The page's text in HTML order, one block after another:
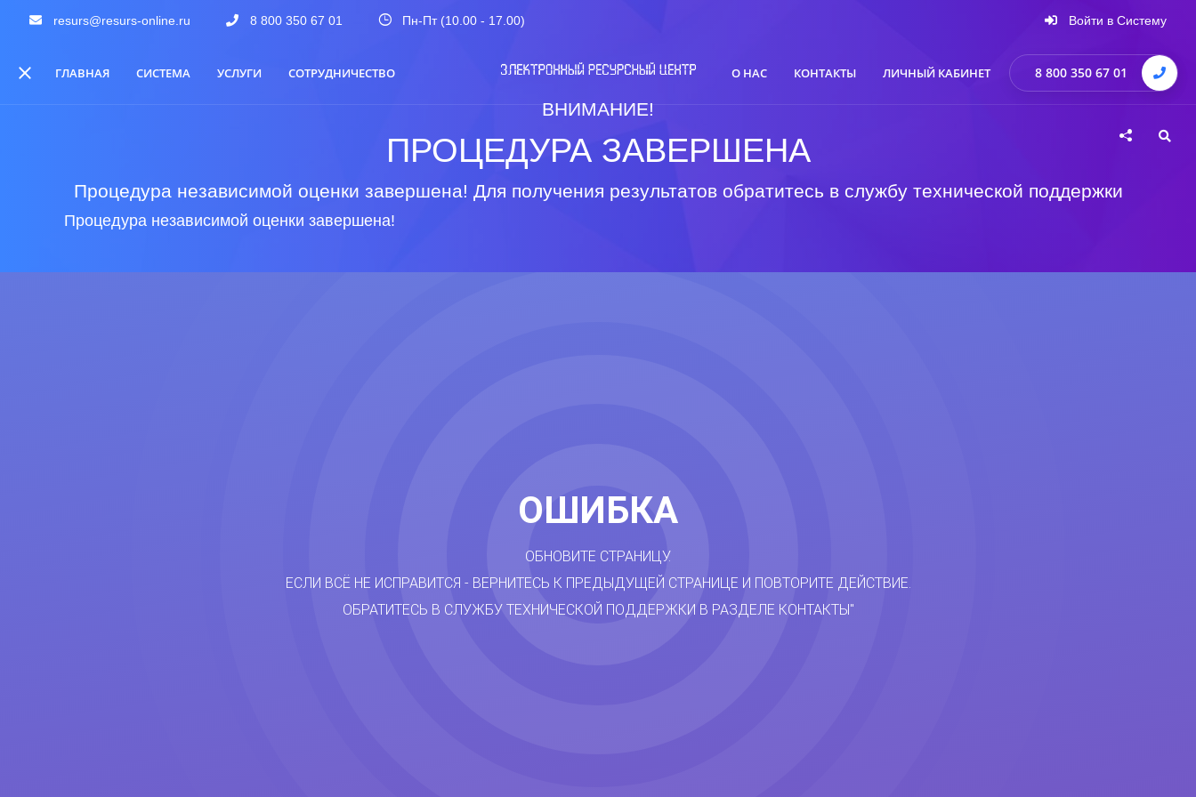
resurs@resurs-online.ru 8 800 350 67 01 Пн-Пт (10.00 - 17.00) Войти в Систему
ГЛАВНАЯ СИСТЕМА УСЛУГИ СОТРУДНИЧЕСТВО О НАС КОНТАКТЫ ЛИЧНЫЙ КАБИНЕТ 8 800 350 67 01
ВНИМАНИЕ!
ПРОЦЕДУРА ЗАВЕРШЕНА
Процедура независимой оценки завершена! Для получения результатов обратитесь в службу технической поддержки
Процедура независимой оценки завершена!
ОШИБКА
ОБНОВИТЕ СТРАНИЦУ.
ЕСЛИ ВСЁ НЕ ИСПРАВИТСЯ - ВЕРНИТЕСЬ К ПРЕДЫДУЩЕЙ СТРАНИЦЕ И ПОВТОРИТЕ ДЕЙСТВИЕ.
ОБРАТИТЕСЬ В СЛУЖБУ ТЕХНИЧЕСКОЙ ПОДДЕРЖКИ В РАЗДЕЛЕ КОНТАКТЫ"